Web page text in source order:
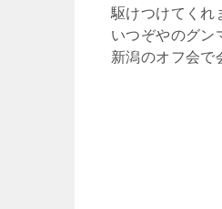
駆けつけてくれ
いつぞやのグン
新潟のオフ会で